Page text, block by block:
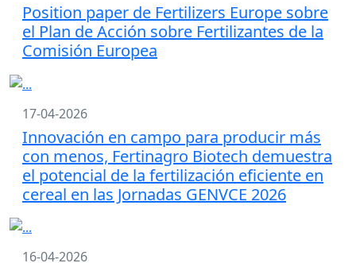
Position paper de Fertilizers Europe sobre
el Plan de Acción sobre Fertilizantes de la
Comisión Europea
17-04-2026
Innovación en campo para producir más
con menos, Fertinagro Biotech demuestra
el potencial de la fertilización eficiente en
cereal en las Jornadas GENVCE 2026
16-04-2026